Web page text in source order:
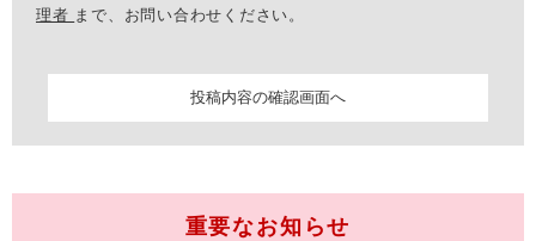
理者 まで、お問い合わせください。
重要なお知らせ